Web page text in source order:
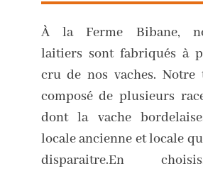
À la Ferme Bibane,
laitiers sont fabriqués à
cru de nos vaches. Notre
composé de plusieurs
dont la vache
locale ancienne et locale
disparaitre.En